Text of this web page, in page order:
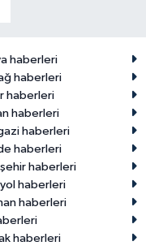
haberleri
haberleri
haberleri
haberleri
haberleri
haberleri
haberleri
haberleri
haberleri
haberleri